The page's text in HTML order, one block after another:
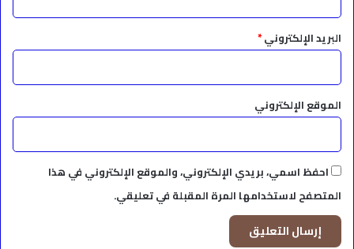
البريد الإلكتروني*
الموقع الإلكتروني
احفظ اسمي، بريدي الإلكتروني، والموقع الإلكتروني في هذا
المتصفح لاستخدامها المرة المقبلة في تعليقي.